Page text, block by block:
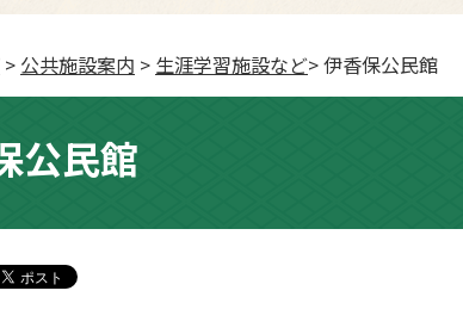
> 公共施設案内 > 生涯学習施設など> 伊香保公民館
公民館